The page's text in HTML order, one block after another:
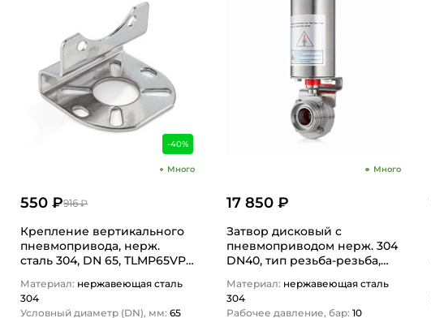
-40%
Много
916 ₽
550 ₽
Крепление вертикального
пневмопривода, нерж.
сталь 304, DN 65, TLMP65VPA
Материал: нержавеющая сталь
304
Условный диаметр (DN), мм: 65
Много
17 850 ₽
Затвор дисковый с
пневмоприводом нерж. 304
DN40, тип резьба-резьба,
Материал: нержавеющая сталь
304
Рабочее давление, бар: 10